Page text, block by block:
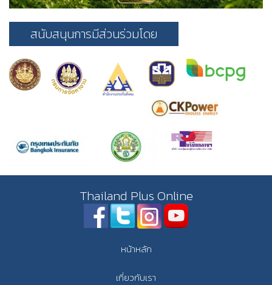
สนับสนุนการมีส่วนร่วมโดย
Thailand Plus Online
หน้าหลัก
เกี่ยวกับเรา